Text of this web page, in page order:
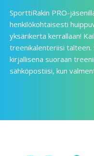
SporttiRakin PRO-
henkilökohtaisesti
yksärikerta kerrallaan!
treenikalenteriisi
kirjallisena suoraan
sähköpostiisi, kun